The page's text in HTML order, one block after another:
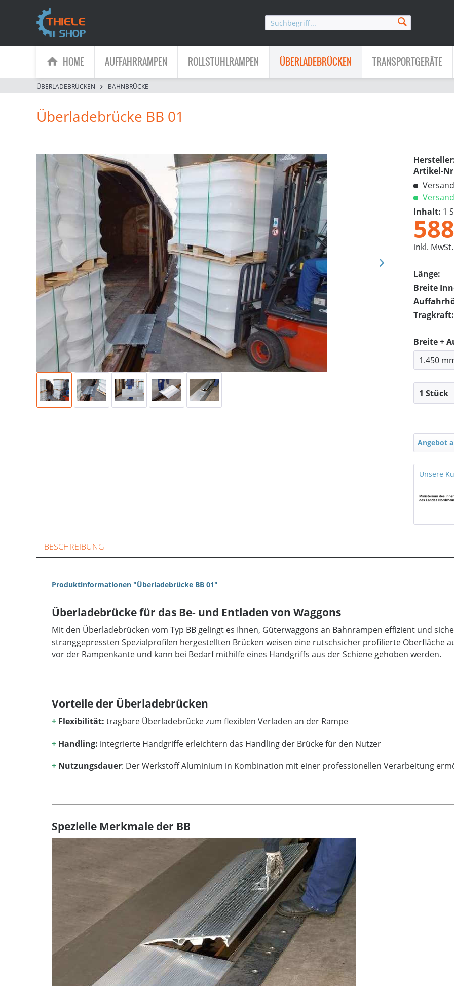
HOME AUFFAHRRAMPEN ROLLSTUHLRAMPEN ÜBERLADEBRÜCKEN TRANSPORTGERÄTE
ÜBERLADEBRÜCKEN BAHNBRÜCKE
Überladebrücke BB 01
Artikel-
Inhalt: 1
inkl. MwSt.
Länge:
Breite
Tragkraft:
Breite +
Angebot
Unsere
BESCHREIBUNG
Produktinformationen "Überladebrücke BB 01"
Überladebrücke für das Be- und Entladen von Waggons
Mit den Überladebrücken vom Typ BB gelingt es Ihnen, Güterwaggons an Bahnrampen effizient und
stranggepressten Spezialprofilen hergestellten Brücken weisen eine rutschsicher profilierte Oberfläche
vor der Rampenkante und kann bei Bedarf mithilfe eines Handgriffs aus der Schiene gehoben werden.
Vorteile der Überladebrücken
+ Flexibilität: tragbare Überladebrücke zum flexiblen Verladen an der Rampe
+ Handling: integrierte Handgriffe erleichtern das Handling der Brücke für den Nutzer
+ Nutzungsdauer: Der Werkstoff Aluminium in Kombination mit einer professionellen Verarbeitung
Spezielle Merkmale der BB